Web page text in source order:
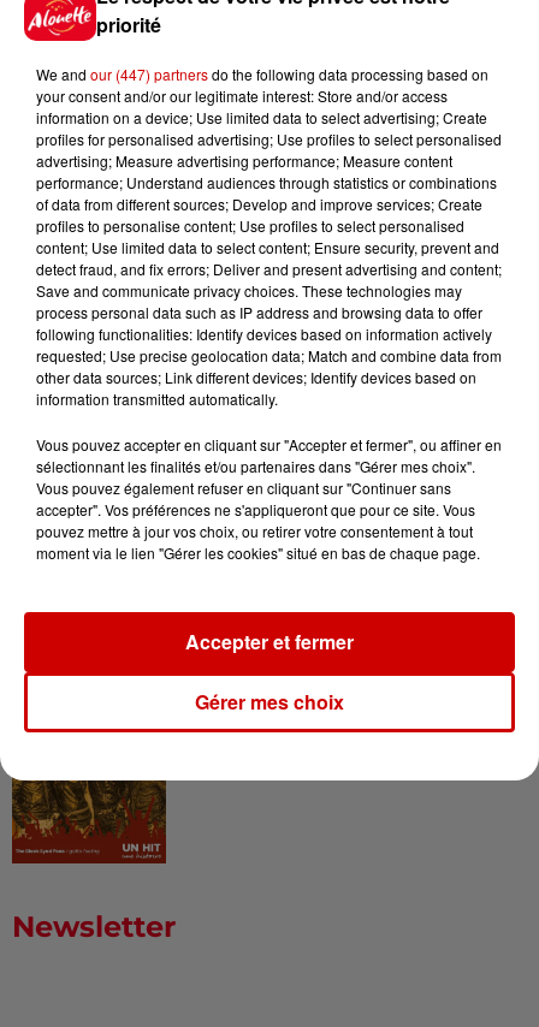
Podcasts Voir plus
Kelly Massol, figure
emblématique de
l'entrepreneuriat féminin
Aménager un school bus au
Boston,...
Born in the U.S.A - Bruce
l’Amérique...
I Gotta Feeling : comment David
Newsletter
priorité
We and our (447) partnersdo the following data processing based on
your consent and/or our legitimate interest: Store and/or access
information on a device; Use limited data to select advertising; Create
profiles for personalised advertising; Use profiles to select personalised
advertising; Measure advertising performance; Measure content
performance; Understand audiences through statistics or combinations
of data from different sources; Develop and improve services; Create
profiles to personalise content; Use profiles to select personalised
content; Use limited data to select content; Ensure security, prevent and
detect fraud, and fix errors; Deliver and present advertising and content;
Save and communicate privacy choices. These technologies may
process personal data such as IP address and browsing data to offer
following functionalities: Identify devices based on information actively
requested; Use precise geolocation data; Match and combine data from
other data sources; Link different devices; Identify devices based on
information transmitted automatically.
Vous pouvez accepter en cliquant sur "Accepter et fermer", ou affiner en
sélectionnant les finalités et/ou partenaires dans "Gérer mes choix".
Vous pouvez également refuser en cliquant sur "Continuer sans
accepter". Vos préférences ne s'appliqueront que pour ce site. Vous
pouvez mettre à jour vos choix, ou retirer votre consentement à tout
moment via le lien "Gérer les cookies" situé en bas de chaque page.
Gérer mes choix
Accepter et fermer